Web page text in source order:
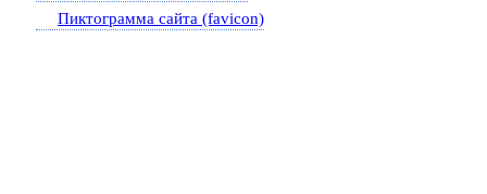
Пиктограмма сайта (favicon)